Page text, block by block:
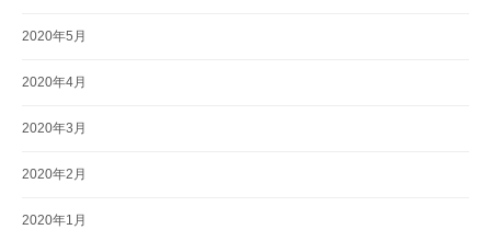
2020年5月
2020年4月
2020年3月
2020年2月
2020年1月